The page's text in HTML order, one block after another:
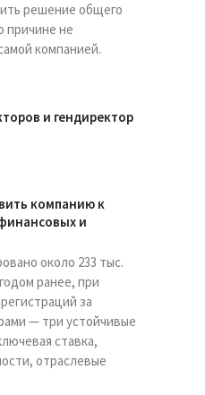
решение общего
причине не
компанией.
и гендиректор
компанию к
и
около 233 тыс.
ранее, при
за
— три устойчивые
ставка,
отраслевые